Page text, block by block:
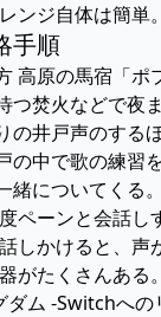
ンジ自体は簡単。
手順
高原の馬宿「
つ焚火などで
の井戸声のす
の中で歌の練
緒についてくる
ペーンと会話
しかけると、
がたくさんあ
ダム -Switchへの